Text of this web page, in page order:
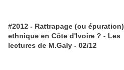
#2012 - Rattrapage (ou épuration)
ethnique en Côte d'Ivoire ? - Les
lectures de M.Galy - 02/12